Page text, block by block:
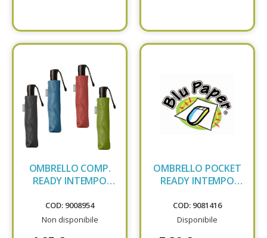
OMBRELLO COMP.
READY INTEMPO
COD: 9008954
Non disponibile
OMBRELLO POCKET
READY INTEMPO
COD: 9081416
Disponibile